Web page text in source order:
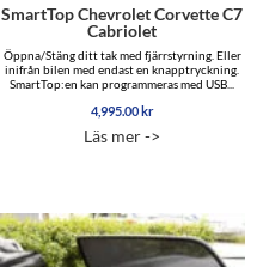
SmartTop Chevrolet Corvette C7
Cabriolet
Öppna/Stäng ditt tak med fjärrstyrning. Eller
inifrån bilen med endast en knapptryckning.
SmartTop:en kan programmeras med USB...
4,995.00kr
Läs mer ->